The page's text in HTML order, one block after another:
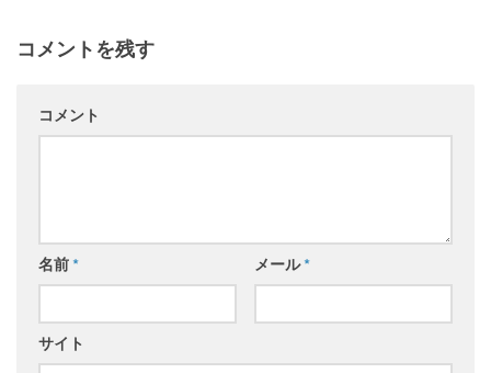
コメントを残す
コメント
名前* メール*
サイト